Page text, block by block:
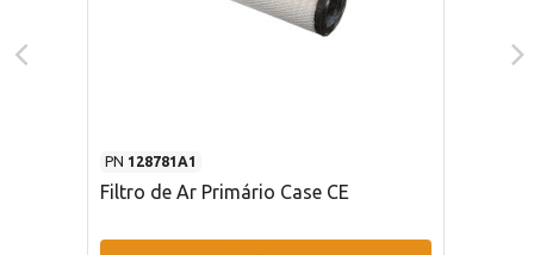
PN 128781A1
Filtro de Ar Primário Case CE